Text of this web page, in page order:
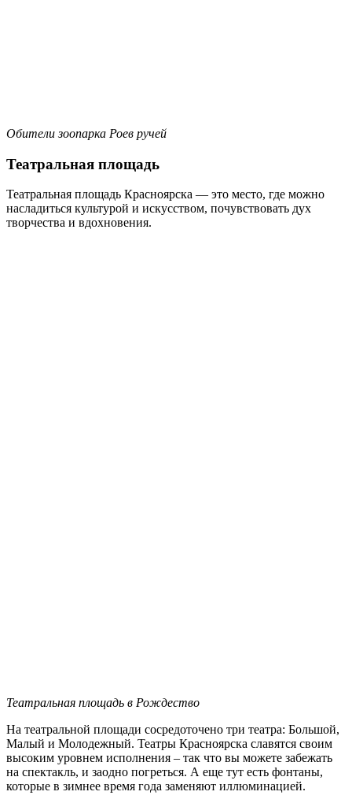
Обители зоопарка Роев ручей
Театральная площадь
Театральная площадь Красноярска — это место, где можно
насладиться культурой и искусством, почувствовать дух
творчества и вдохновения.
Театральная площадь в Рождество
На театральной площади сосредоточено три театра: Большой,
Малый и Молодежный. Театры Красноярска славятся своим
высоким уровнем исполнения – так что вы можете забежать
на спектакль, и заодно погреться. А еще тут есть фонтаны,
которые в зимнее время года заменяют иллюминацией.